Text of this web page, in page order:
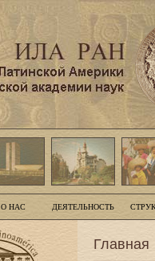
О НАС ДЕЯТЕЛЬНОСТЬ
Главная